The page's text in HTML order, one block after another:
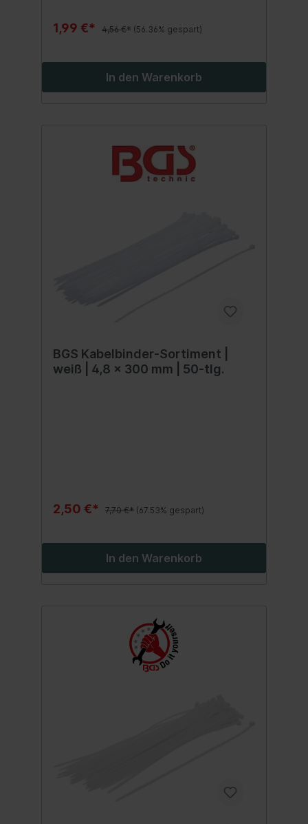
1,99 €* 4,56 €* (56.36% gespart)
In den Warenkorb
BGS Kabelbinder-Sortiment |
weiß | 4,8 x 300 mm | 50-tlg.
2,50 €* 7,70 €* (67.53% gespart)
In den Warenkorb